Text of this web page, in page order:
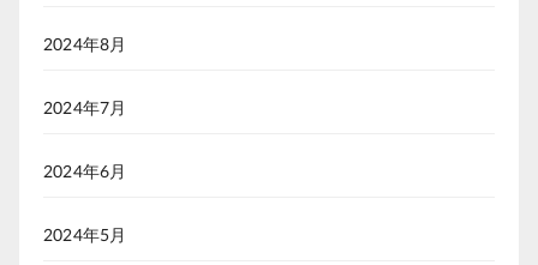
2024年8月
2024年7月
2024年6月
2024年5月